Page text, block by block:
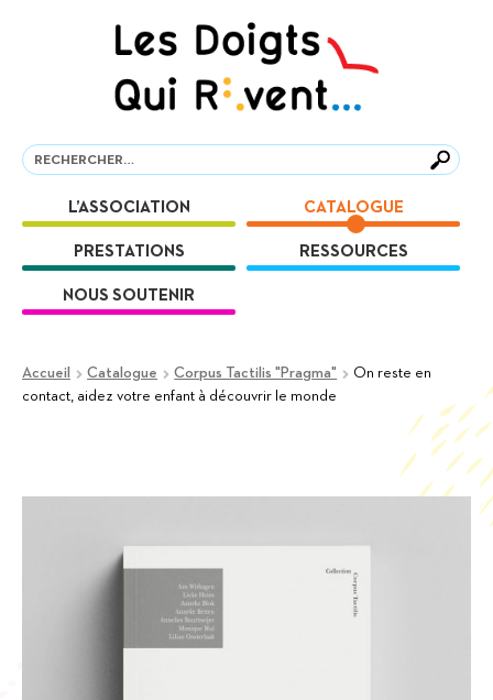
Recherche
Recherche
L’ASSOCIATION CATALOGUE
PRESTATIONS RESSOURCES
NOUS SOUTENIR
Accueil Catalogue Corpus Tactilis "Pragma"
On reste en
contact, aidez votre enfant à découvrir le monde